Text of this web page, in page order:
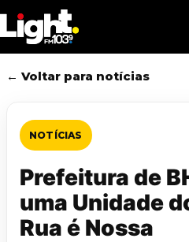
to
main
content
← Voltar para notícias
NOTÍCIAS
Prefeitura de
uma Unidade
Rua é Nossa